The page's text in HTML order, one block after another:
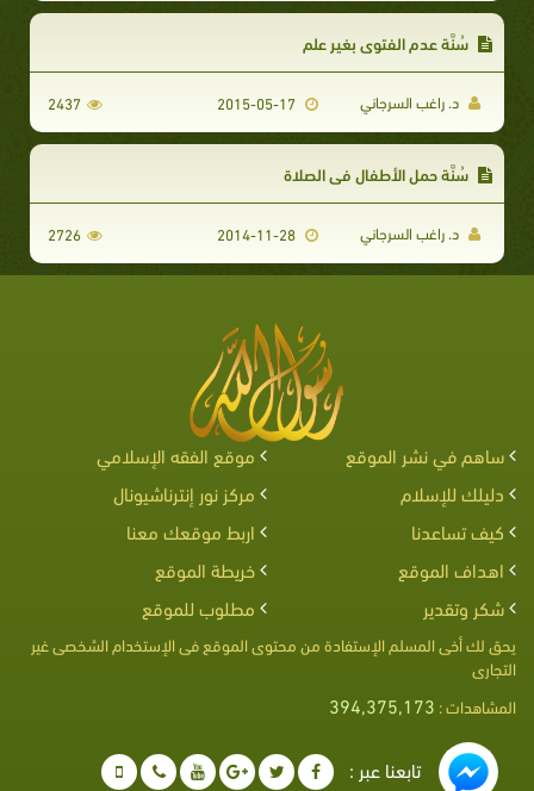
سُنَّة عدم الفتوى بغير علم
د. راغب السرجاني 2437
سُنَّة حمل الأطفال في الصلاة
د. راغب السرجاني 2014-11-28
2726
ساهم في نشر الموقع
موقع الفقه الإسلامي
دليلك للإسلام
مركز نور إنترناشيونال
كيف تساعدنا
اربط موقعك معنا
اهداف الموقع
خريطة الموقع
شكر وتقدير
مطلوب للموقع
يحق لك أخى المسلم الإستفادة من محتوى الموقع فى الإستخدام الشخصى غير
التجارى
المشاهدات : 394,375,173
تابعنا عبر :